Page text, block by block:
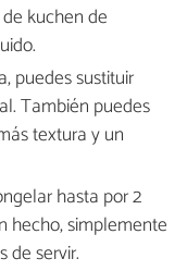
kuchen de
puedes sustituir
También puedes
textura y un
hasta por 2
hecho, simplemente
de servir.